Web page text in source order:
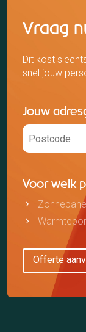
Vraag
Dit kost
snel jouw
Jouw
Voor welk
Offerte